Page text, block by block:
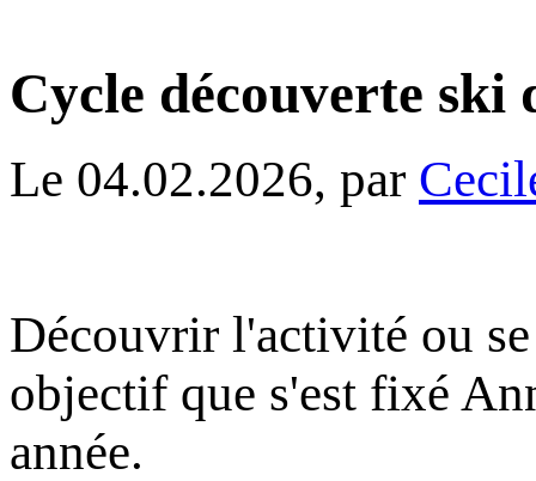
Cycle découverte ski
Le 04.02.2026, par
Découvrir l'activité ou
objectif que s'est fixé
année.